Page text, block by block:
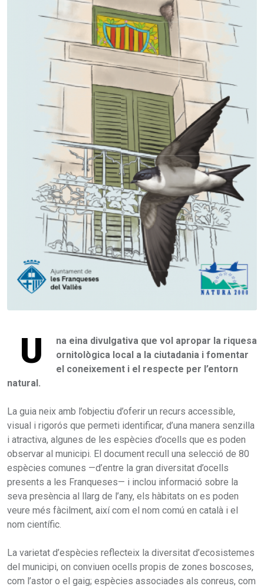
U
na eina divulgativa que vol apropar la riquesa
ornitològica local a la ciutadania i fomentar
el coneixement i el respecte per l’entorn
natural.
La guia neix amb l’objectiu d’oferir un recurs accessible,
visual i rigorós que permeti identificar, d’una manera senzilla
i atractiva, algunes de les espècies d’ocells que es poden
observar al municipi. El document recull una selecció de 80
espècies comunes —d’entre la gran diversitat d’ocells
presents a les Franqueses— i inclou informació sobre la
seva presència al llarg de l’any, els hàbitats on es poden
veure més fàcilment, així com el nom comú en català i el
nom científic.
La varietat d’espècies reflecteix la diversitat d’ecosistemes
del municipi, on conviuen ocells propis de zones boscoses,
com l’astor o el gaig; espècies associades als conreus, com